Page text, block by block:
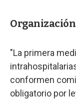
"La primera
conformen
obligatorio por